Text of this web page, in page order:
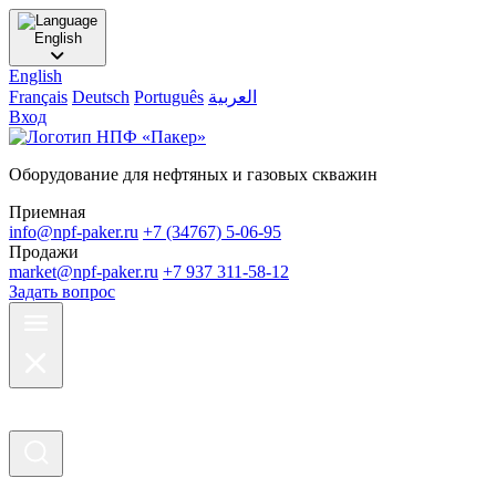
English
English
Français Deutsch Português العربية
Вход
Оборудование для нефтяных и газовых скважин
Приемная
info@npf-paker.ru +7 (34767) 5-06-95
Продажи
market@npf-paker.ru +7 937 311-58-12
Задать вопрос